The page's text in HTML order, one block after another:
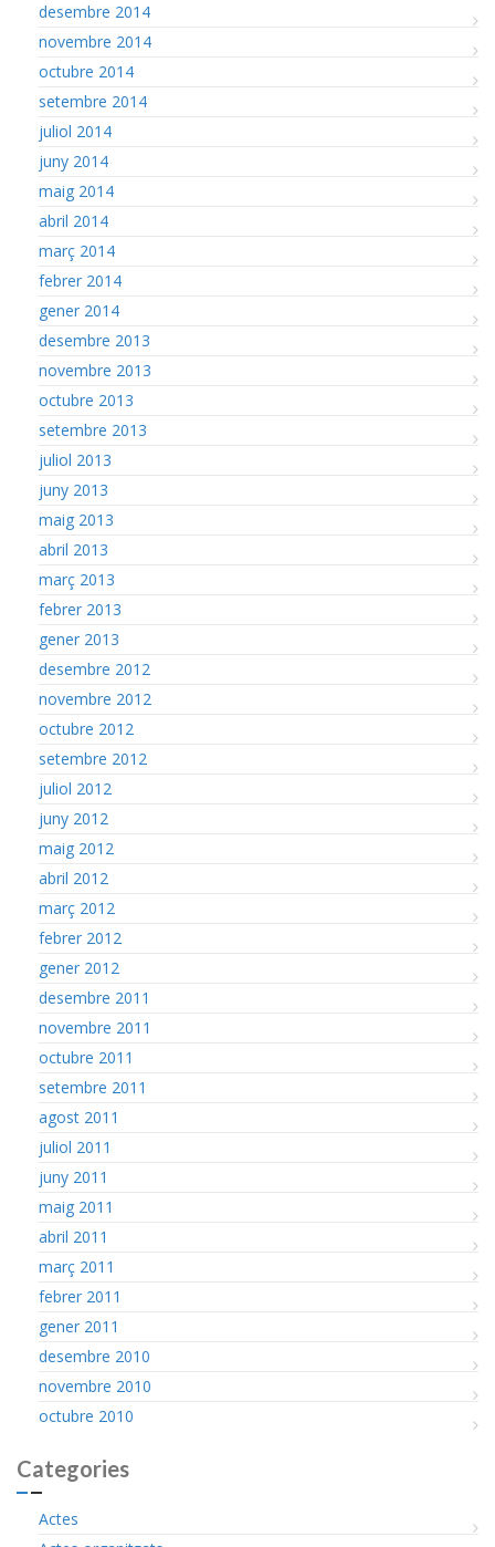
desembre 2014
novembre 2014
octubre 2014
setembre 2014
juliol 2014
juny 2014
maig 2014
abril 2014
març 2014
febrer 2014
gener 2014
desembre 2013
novembre 2013
octubre 2013
setembre 2013
juliol 2013
juny 2013
maig 2013
abril 2013
març 2013
febrer 2013
gener 2013
desembre 2012
novembre 2012
octubre 2012
setembre 2012
juliol 2012
juny 2012
maig 2012
abril 2012
març 2012
febrer 2012
gener 2012
desembre 2011
novembre 2011
octubre 2011
setembre 2011
agost 2011
juliol 2011
juny 2011
maig 2011
abril 2011
març 2011
febrer 2011
gener 2011
desembre 2010
novembre 2010
octubre 2010
Categories
Actes